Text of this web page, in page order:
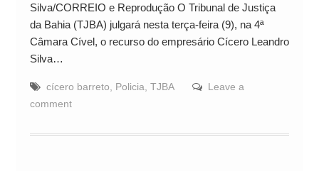
Silva/CORREIO e Reprodução O Tribunal de Justiça
da Bahia (TJBA) julgará nesta terça-feira (9), na 4ª
Câmara Cível, o recurso do empresário Cícero Leandro
Silva…
cícero barreto Policia TJBA
Leave a
comment